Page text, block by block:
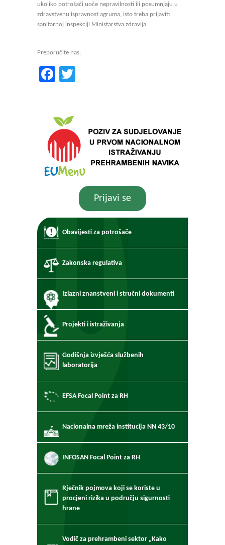
ukoliko potrošači uoče nepravilnosti ili posumnjaju u
zdravstvenu ispravnost agruma, isto treba prijaviti
sanitarnoj inspekciji Ministarstva zdravlja.
Preporučite nas:
Facebook
Prijavi se
Obavijesti za potrošače
Zakonska regulativa
Izlazni znanstveni i stručni dokumenti
Projekti i istraživanja
Godišnja izvješća službenih
laboratorija
EFSA Focal Point za RH
Nacionalna mreža institucija NN 43/10
INFOSAN Focal Point za RH
Rječnik pojmova koji se koriste u
procjeni rizika u području sigurnosti
hrane
Vodič za prehrambeni sektor „Kako